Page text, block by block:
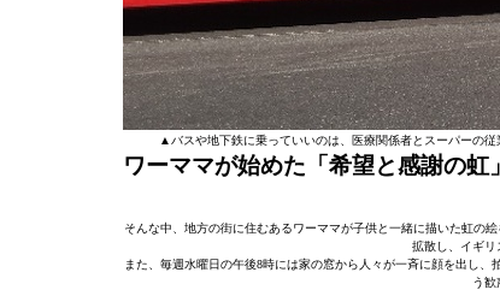
▲バスや地下鉄に乗っていいのは、医療関係者とスーパーの
ワーママが始めた「希望と感謝の虹
そんな中、地方の街に住むあるワーママが子供と一緒に描いた虹の
拡散し、イギリ
また、毎週水曜日の午後8時には家の窓から人々が一斉に顔を出し
う歓